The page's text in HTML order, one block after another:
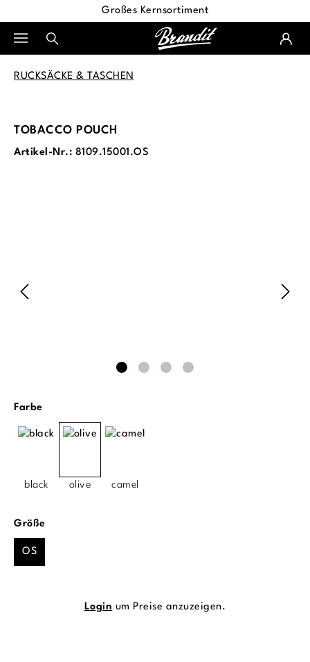
Großes Kernsortiment
RUCKSÄCKE & TASCHEN
TOBACCO POUCH
Artikel-Nr.: 8109.15001.OS
Farbeauswählen
black olive camel
Größeauswählen
OS
Login um Preise anzuzeigen.